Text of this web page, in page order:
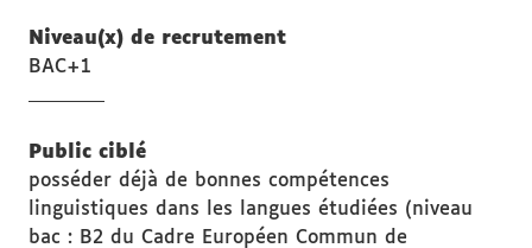
Niveau(x) de recrutement
BAC+1
Public ciblé
posséder déjà de bonnes compétences
linguistiques dans les langues étudiées (niveau
bac : B2 du Cadre Européen Commun de